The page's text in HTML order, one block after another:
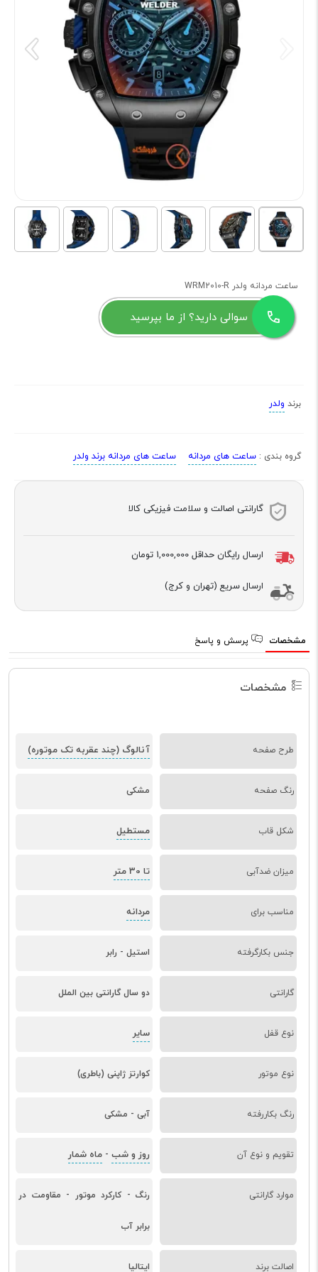
ساعت مردانه ولدر WRM2010-R
سوالی دارید؟ از ما بپرسید
برند ولدر
گروه بندی : ساعت های مردانه ساعت های مردانه برند ولدر
گارانتی اصالت و سلامت فیزیکی کالا
ارسال رایگان حداقل 1,000,000 تومان
ارسال سریع (تهران و کرج)
مشخصات پرسش و پاسخ
مشخصات
طرح صفحه آنالوگ (چند عقربه تک موتوره)
رنگ صفحه مشکی
شکل قاب مستطیل
میزان ضدآبی تا 30 متر
مناسب برای مردانه
جنس بکارگرفته استیل - رابر
گارانتی دو سال گارانتی بین الملل
نوع قفل سایر
نوع موتور کوارتز ژاپنی (باطری)
رنگ بکاررفته آبی - مشکی
تقویم و نوع آن روز و شب - ماه شمار
موارد گارانتی رنگ - کارکرد موتور - مقاومت در
برابر آب
اصالت برند ایتالیا